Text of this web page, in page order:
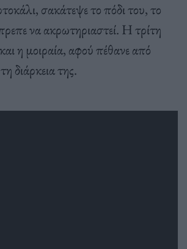
σακάτεψε το πόδι του, το
να ακρωτηριαστεί. Η τρίτη
η μοιραία, αφού πέθανε από
διάρκεια της.